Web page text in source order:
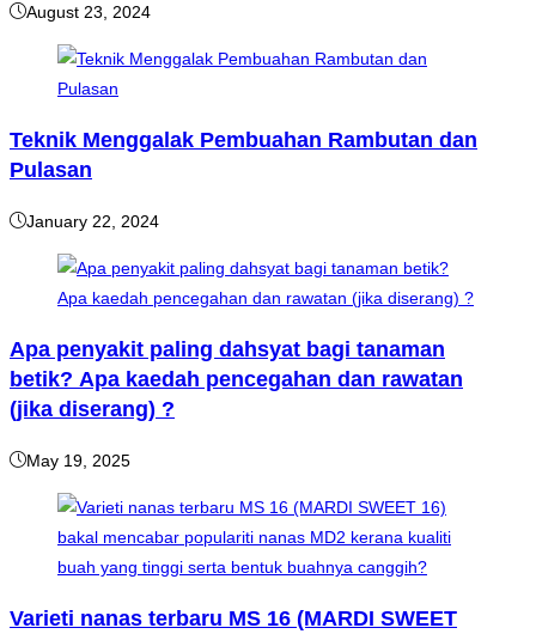
August 23, 2024
Teknik Menggalak Pembuahan Rambutan dan
Pulasan
January 22, 2024
Apa penyakit paling dahsyat bagi tanaman
betik? Apa kaedah pencegahan dan rawatan
(jika diserang) ?
May 19, 2025
Varieti nanas terbaru MS 16 (MARDI SWEET